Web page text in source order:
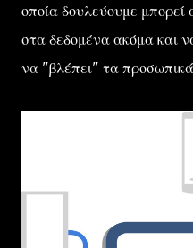
οποία δουλεύουμε
στα δεδομένα ακόμα και
να "βλέπει" τα